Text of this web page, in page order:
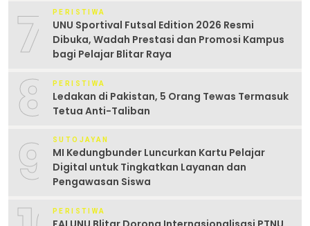
7 PERISTIWA
UNU Sportival Futsal Edition 2026 Resmi
Dibuka, Wadah Prestasi dan Promosi Kampus
bagi Pelajar Blitar Raya
8 PERISTIWA
Ledakan di Pakistan, 5 Orang Tewas Termasuk
Tetua Anti-Taliban
9 SUTOJAYAN
MI Kedungbunder Luncurkan Kartu Pelajar
Digital untuk Tingkatkan Layanan dan
Pengawasan Siswa
PERISTIWA